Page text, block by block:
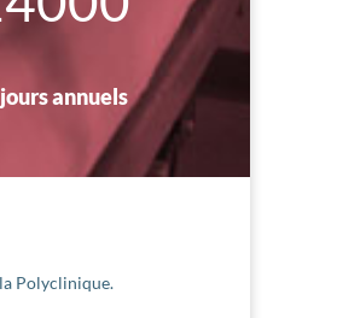
annuels
Polyclinique.